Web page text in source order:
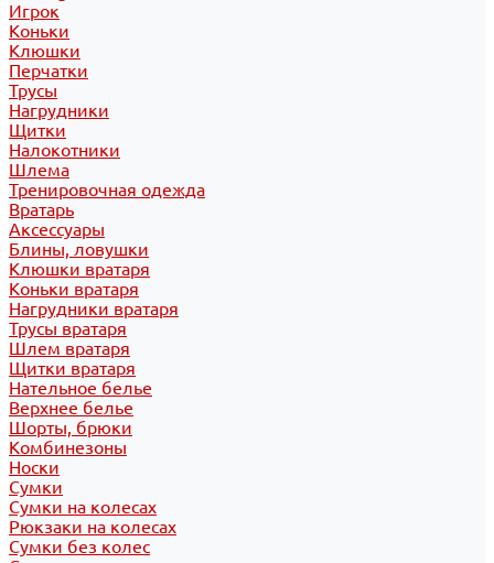
Игрок
Коньки
Клюшки
Перчатки
Трусы
Нагрудники
Щитки
Налокотники
Шлема
Тренировочная одежда
Вратарь
Аксессуары
Блины, ловушки
Клюшки вратаря
Коньки вратаря
Нагрудники вратаря
Трусы вратаря
Шлем вратаря
Щитки вратаря
Нательное белье
Верхнее белье
Шорты, брюки
Комбинезоны
Носки
Сумки
Сумки на колесах
Рюкзаки на колесах
Сумки без колес